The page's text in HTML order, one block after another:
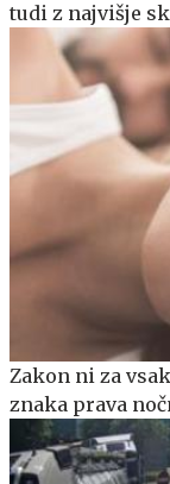
tudi z najvišje
Zakon ni za
znaka prava